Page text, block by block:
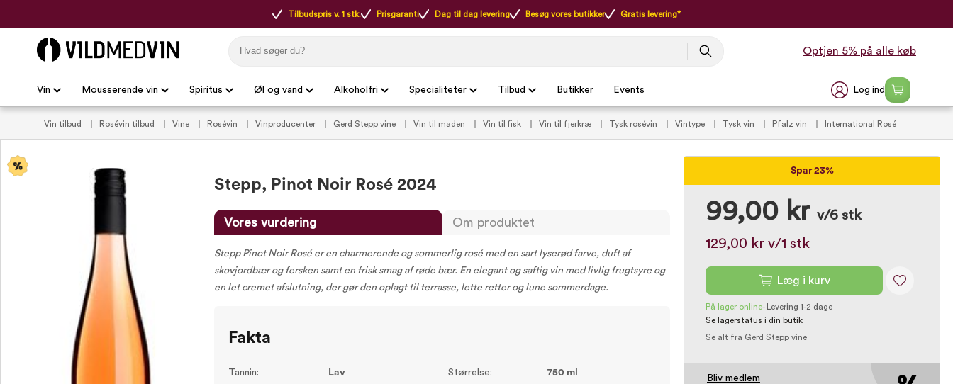
Tilbudspris v. 1 stk. Prisgaranti Dag til dag levering Besøg vores butikker Gratis levering*
Optjen 5% på alle køb
Vin Mousserende vin Spiritus Øl og vand Alkoholfri Specialiteter Tilbud Butikker Events Log ind
Vin tilbud Rosévin tilbud Vine Rosévin Vinproducenter Gerd Stepp vine Vin til maden Vin til fisk Vin til fjerkræ Tysk rosévin Vintype Tysk vin Pfalz vin
International Rosé
Spar 23%
99,00 kr v/6 stk
129,00 kr v/1 stk
Læg i kurv
På lager online-
Levering 1-2 dage
Se lagerstatus i din butik
Se alt fra Gerd Stepp vine
Bliv medlem
Stepp, Pinot Noir Rosé 2024
Vores vurdering Om produktet
Stepp Pinot Noir Rosé er en charmerende og sommerlig rosé med en sart lyserød farve, duft af
skovjordbær og fersken samt en frisk smag af røde bær. En elegant og saftig vin med livlig frugtsyre og
en let cremet afslutning, der gør den oplagt til terrasse, lette retter og lune sommerdage.
Fakta
Tannin: Lav Størrelse: 750 ml